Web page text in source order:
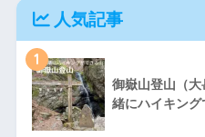
人気記事
1
御嶽山登山（
緒にハイキング